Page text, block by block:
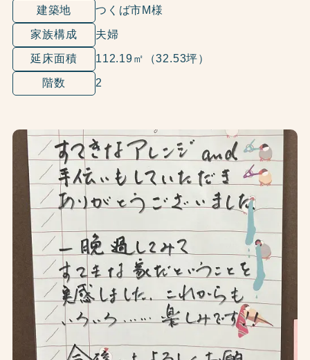
建築地 つくば市M様
家族構成 夫婦
延床面積 112.19㎡（32.53坪）
階数 2